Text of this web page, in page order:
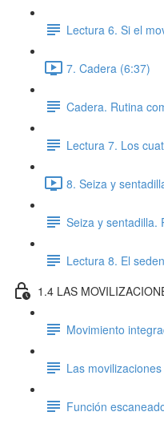
Lectura 6. Si el
7. Cadera (6:37)
Cadera. Rutina
Lectura 7. Los
8. Seiza y
Seiza y sentadilla.
Lectura 8. El
1.4 LAS
Movimiento
Las
Función